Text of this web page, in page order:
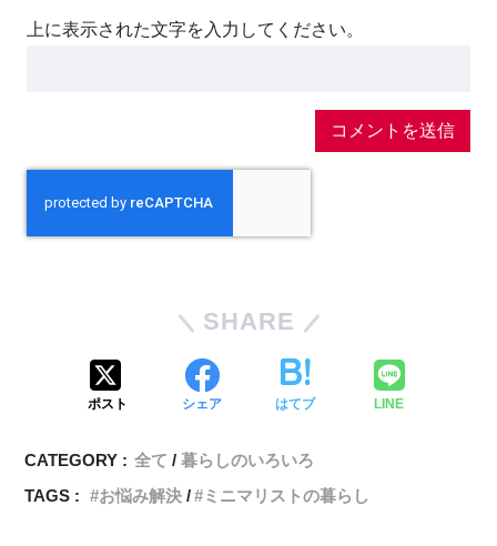
上に表示された文字を入力してください。
SHARE
ポスト シェア はてブ LINE
CATEGORY : 全て
暮らしのいろいろ
TAGS :
お悩み解決 ミニマリストの暮らし